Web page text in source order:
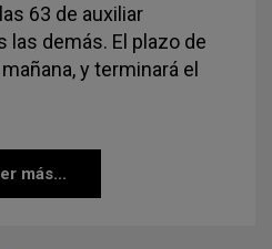
63 de auxiliar
las demás. El plazo de
y terminará el
más...